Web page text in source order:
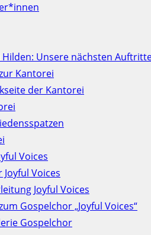
Unsere nächsten
Kantorei
der Kantorei
Voices
Joyful Voices
Joyful Voices
Gospelchor „Joyful Voices“
Gospelchor